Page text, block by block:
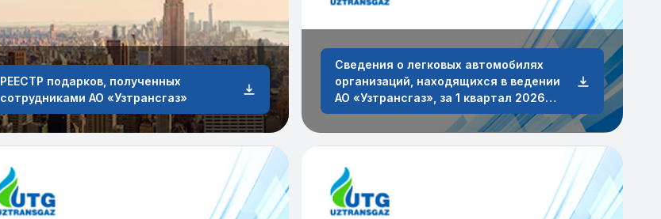
РЕЕСТР подарков, полученных
сотрудниками АО «Узтрансгаз»
Сведения о легковых автомобилях
организаций, находящихся в ведении
АО «Узтрансгаз», за 1 квартал 2026
года.